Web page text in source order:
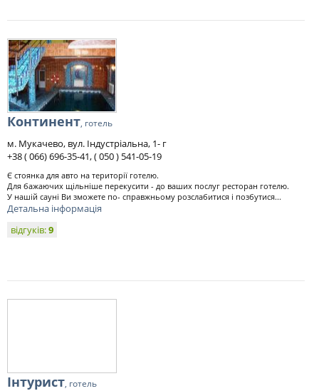
Континент, готель
м. Мукачево, вул. Індустріальна, 1- г
+38 ( 066) 696-35-41, ( 050 ) 541-05-19
Є стоянка для авто на території готелю.
Для бажаючих щільніше перекусити - до ваших послуг ресторан готелю.
У нашій сауні Ви зможете по- справжньому розслабитися і позбутися...
Детальна інформація
відгуків:9
Інтурист, готель